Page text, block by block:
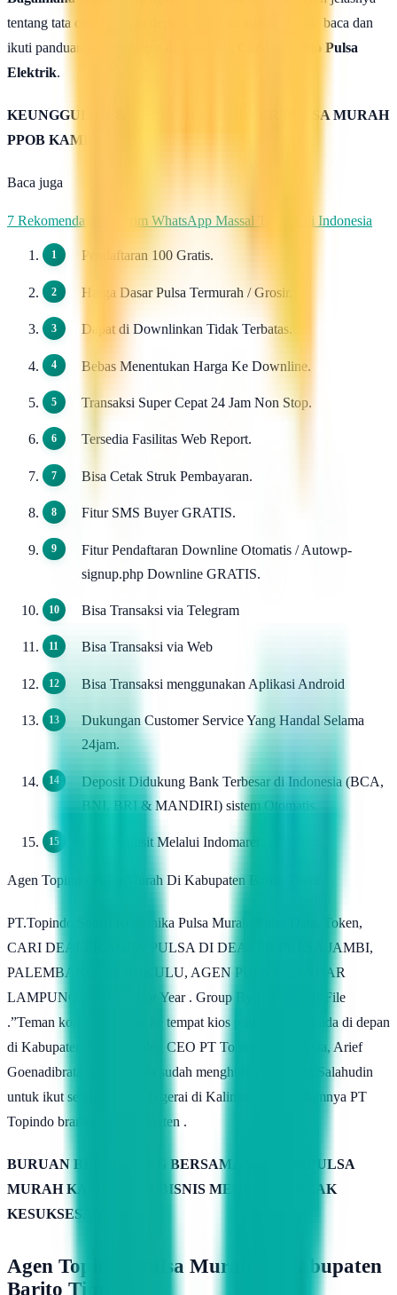
tentang tata cara isi saldo deposit pulsa ini silahkan anda baca dan
ikuti panduan yang terdapat di halaman :
Cara isi Saldo Pulsa
Elektrik.
KEUNGGULAN & KELEBIHAN SERVER PULSA MURAH
PPOB KAMI
Baca juga
7 Rekomendasi Pengirim WhatsApp Massal Terbaik di Indonesia
Pendaftaran 100 Gratis.
Harga Dasar Pulsa Termurah / Grosir.
Dapat di Downlinkan Tidak Terbatas.
Bebas Menentukan Harga Ke Downline.
Transaksi Super Cepat 24 Jam Non Stop.
Tersedia Fasilitas Web Report.
Bisa Cetak Struk Pembayaran.
Fitur SMS Buyer GRATIS.
Fitur Pendaftaran Downline Otomatis / Autowp-
signup.php Downline GRATIS.
Bisa Transaksi via Telegram
Bisa Transaksi via Web
Bisa Transaksi menggunakan Aplikasi Android
Dukungan Customer Service Yang Handal Selama
24jam.
Deposit Didukung Bank Terbesar di Indonesia (BCA,
BNI, BRI & MANDIRI) sistem Otomatis.
Bisa Deposit Melalui Indomaret / Alfamart.
Agen Topindo Pulsa Murah Di Kabupaten Barito Timur
PT.Topindo Solusi Komunika Pulsa Murah, Pulsa Data, Token,
CARI DEALER AGEN PULSA DI DEALER PULSA JAMBI,
PALEMBANG, BENGKULU, AGEN PULSA BANDAR
LAMPUNG . “>.Files For Year . Group By Number Of File
.”Teman korban melapor ke tempat kios pulsa, yang berada di depan
di Kabupaten Pasaman oleh CEO PT Topindo Atlas Asia, Arief
Goenadibrata di .”Iya saya sudah menghubungi Abang Salahudin
untuk ikut seleksi Barito di gerai di Kalimantan. Sebelumnya PT
Topindo brankas di Kabupaten .
BURUAN BERGABUNG BERSAMA SERVER PULSA
MURAH KAMIMITRA BISNIS MENUJU PUNCAK
KESUKSESAN
Agen Topindo Pulsa Murah Di Kabupaten
Barito Timur